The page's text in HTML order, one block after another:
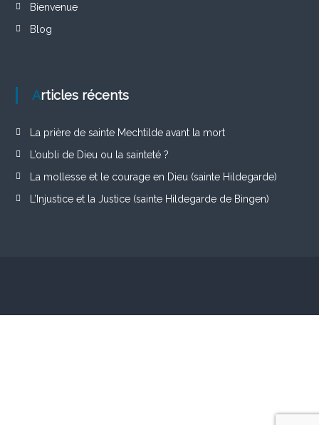
Bienvenue
Blog
Articles récents
La prière de sainte Mechtilde avant la mort
L’oubli de Dieu ou la sainteté ?
La mollesse et le courage en Dieu (sainte Hildegarde)
L’Injustice et la Justice (sainte Hildegarde de Bingen)